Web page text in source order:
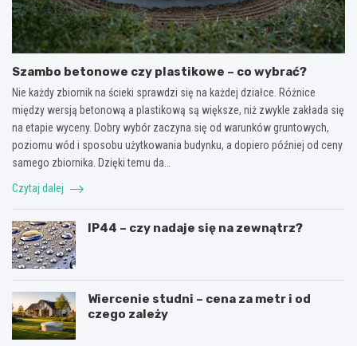
Szambo betonowe czy plastikowe – co wybrać?
Nie każdy zbiornik na ścieki sprawdzi się na każdej działce. Różnice
między wersją betonową a plastikową są większe, niż zwykle zakłada się
na etapie wyceny. Dobry wybór zaczyna się od warunków gruntowych,
poziomu wód i sposobu użytkowania budynku, a dopiero później od ceny
samego zbiornika. Dzięki temu da…
Czytaj dalej
IP44 – czy nadaje się na zewnątrz?
Wiercenie studni – cena za metr i od
czego zależy